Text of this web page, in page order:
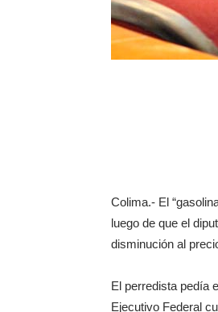
Colima.- El
luego de que el
disminución al
El perredista pedía
Ejecutivo Federal